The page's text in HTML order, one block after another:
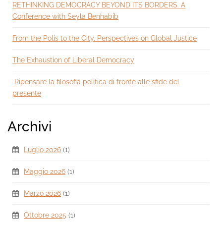
RETHINKING DEMOCRACY BEYOND ITS BORDERS. A
Conference with Seyla Benhabib
From the Polis to the City. Perspectives on Global Justice
The Exhaustion of Liberal Democracy
Ripensare la filosofia politica di fronte alle sfide del
presente
Archivi
Luglio 2026 (1)
Maggio 2026 (1)
Marzo 2026 (1)
Ottobre 2025 (1)